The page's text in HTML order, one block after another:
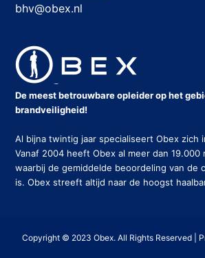
bhv@obex.nl
De meest betrouwbare opleider op het
brandveiligheid!
Al bijna twintig jaar specialiseert Obex zich
Vanaf 2004 heeft Obex al meer dan 19.000
waarbij de gemiddelde beoordeling van de
is. Obex streeft altijd naar de hoogst
Copyright © 2023 Obex. All Rights Reserved |